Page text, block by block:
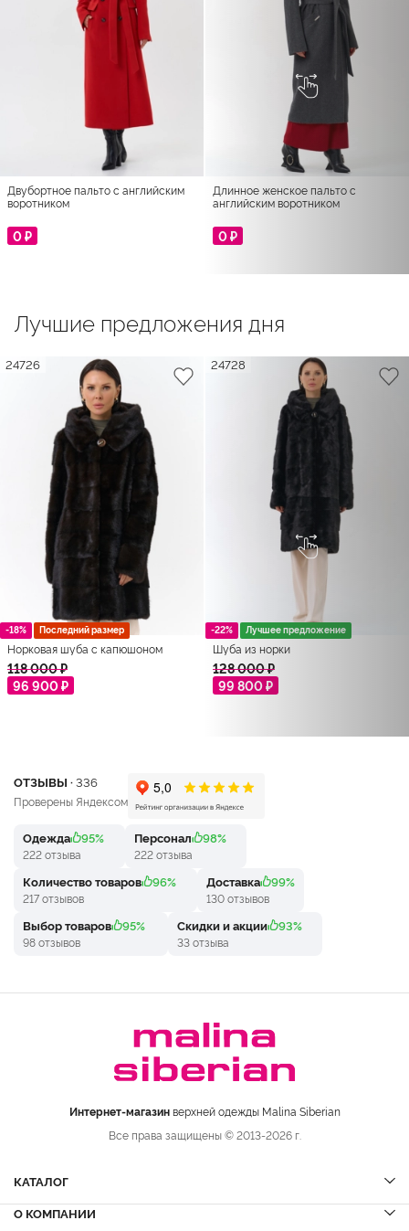
Двубортное пальто с английским
воротником
0 ₽
Длинное женское пальто с
английским воротником
0 ₽
Лучшие предложения дня
-18% Последний размер
24726
Норковая шуба с капюшоном
118 000 ₽
96 900 ₽
-22% Лучшее предложение
24728
Шуба из норки
128 000 ₽
99 800 ₽
ОТЗЫВЫ ·336
Проверены Яндексом
Одежда 95%
222 отзыва
Персонал 98%
222 отзыва
Количество товаров 96%
217 отзывов
Доставка 99%
130 отзывов
Выбор товаров 95%
98 отзывов
Скидки и акции 93%
33 отзыва
Интернет-магазинверхней одежды Malina Siberian
Все права защищены © 2013-2026 г.
КАТАЛОГ
Шубы
О КОМПАНИИ